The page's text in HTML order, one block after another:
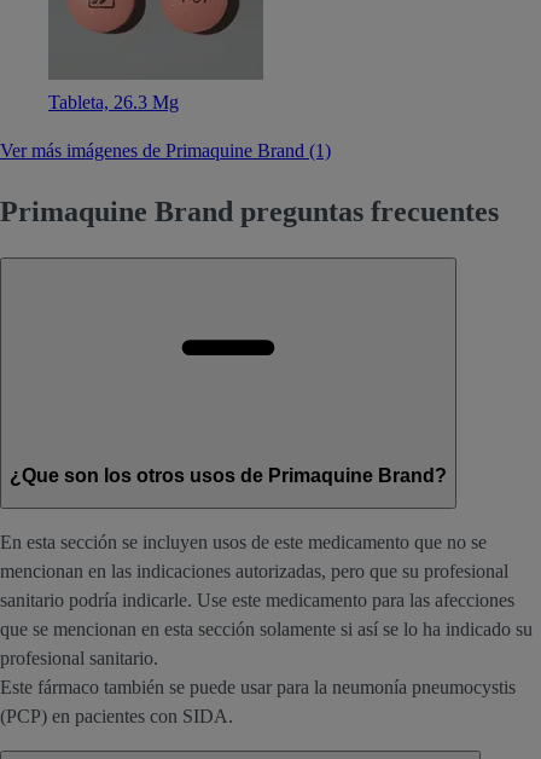
Tableta, 26.3 Mg
Ver más imágenes de Primaquine Brand (1)
Primaquine Brand preguntas frecuentes
¿Que son los otros usos de Primaquine Brand?
En esta sección se incluyen usos de este medicamento que no se
mencionan en las indicaciones autorizadas, pero que su profesional
sanitario podría indicarle. Use este medicamento para las afecciones
que se mencionan en esta sección solamente si así se lo ha indicado su
profesional sanitario.
Este fármaco también se puede usar para la neumonía pneumocystis
(PCP) en pacientes con SIDA.